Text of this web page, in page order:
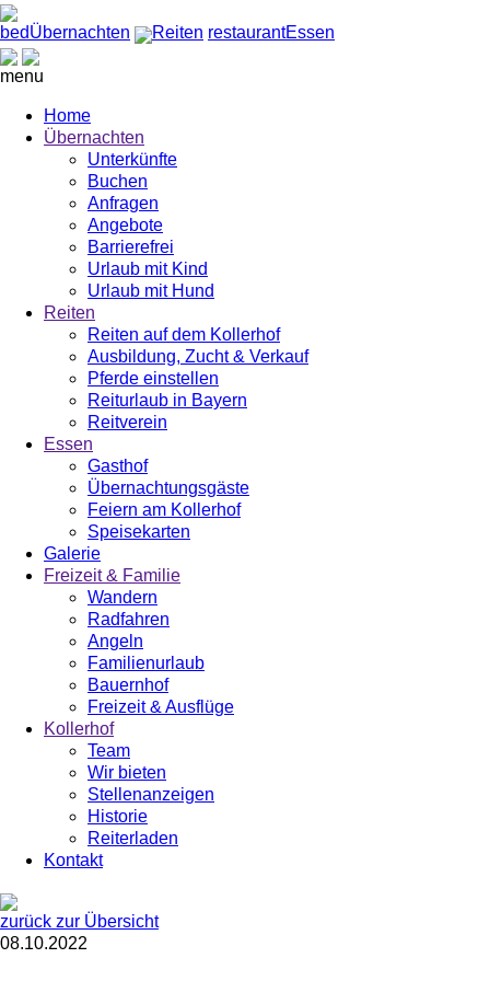
bedÜbernachten Reiten restaurantEssen
menu
Home
Übernachten
Unterkünfte
Buchen
Anfragen
Angebote
Barrierefrei
Urlaub mit Kind
Urlaub mit Hund
Reiten
Reiten auf dem Kollerhof
Ausbildung, Zucht & Verkauf
Pferde einstellen
Reiturlaub in Bayern
Reitverein
Essen
Gasthof
Übernachtungsgäste
Feiern am Kollerhof
Speisekarten
Galerie
Freizeit & Familie
Wandern
Radfahren
Angeln
Familienurlaub
Bauernhof
Freizeit & Ausflüge
Kollerhof
Team
Wir bieten
Stellenanzeigen
Historie
Reiterladen
Kontakt
zurück zur Übersicht
08.10.2022